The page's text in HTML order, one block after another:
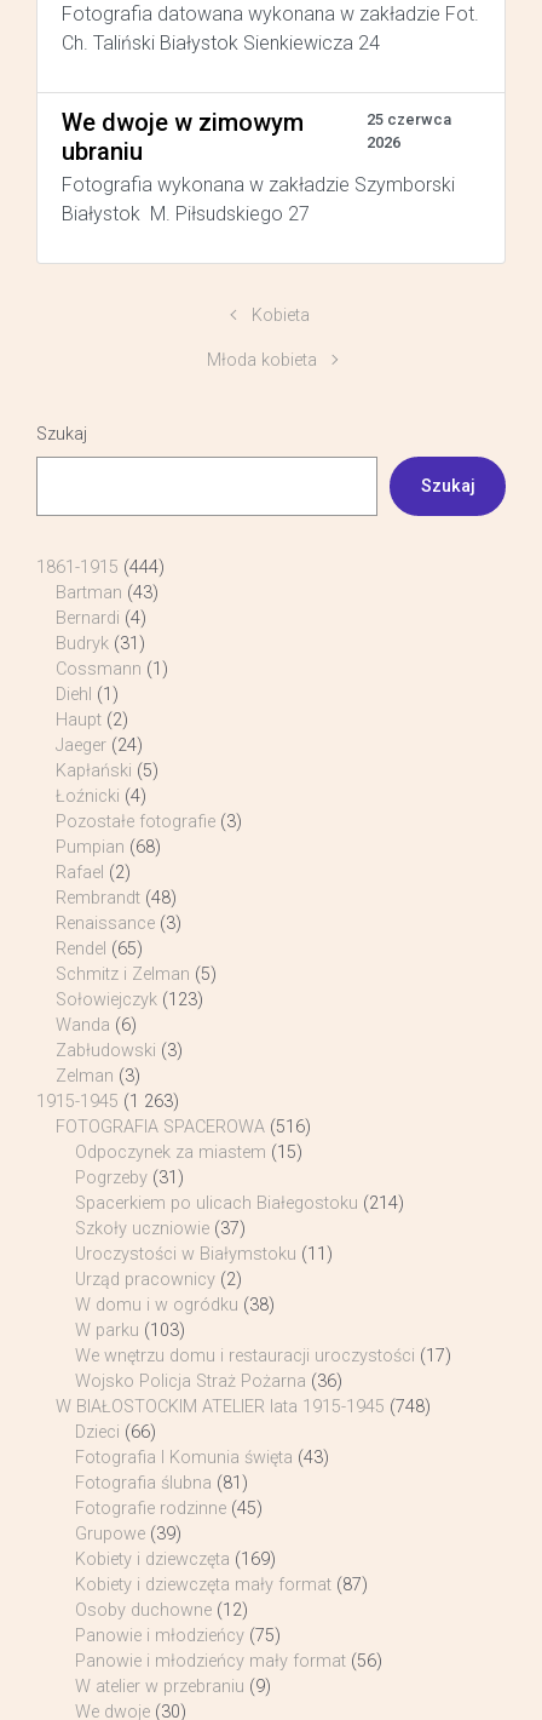
Fotografia datowana wykonana w zakładzie Fot.
Ch. Taliński Białystok Sienkiewicza 24
We dwoje w zimowym
ubraniu
25 czerwca
2026
Fotografia wykonana w zakładzie Szymborski
Białystok M. Piłsudskiego 27
Kobieta
Młoda kobieta
Szukaj
Szukaj
1861-1915 (444)
Bartman (43)
Bernardi (4)
Budryk (31)
Cossmann (1)
Diehl (1)
Haupt (2)
Jaeger (24)
Kapłański (5)
Łoźnicki (4)
Pozostałe fotografie (3)
Pumpian (68)
Rafael (2)
Rembrandt (48)
Renaissance (3)
Rendel (65)
Schmitz i Zelman (5)
Sołowiejczyk (123)
Wanda (6)
Zabłudowski (3)
Zelman (3)
1915-1945 (1 263)
FOTOGRAFIA SPACEROWA (516)
Odpoczynek za miastem (15)
Pogrzeby (31)
Spacerkiem po ulicach Białegostoku (214)
Szkoły uczniowie (37)
Uroczystości w Białymstoku (11)
Urząd pracownicy (2)
W domu i w ogródku (38)
W parku (103)
We wnętrzu domu i restauracji uroczystości (17)
Wojsko Policja Straż Pożarna (36)
W BIAŁOSTOCKIM ATELIER lata 1915-1945 (748)
Dzieci (66)
Fotografia I Komunia święta (43)
Fotografia ślubna (81)
Fotografie rodzinne (45)
Grupowe (39)
Kobiety i dziewczęta (169)
Kobiety i dziewczęta mały format (87)
Osoby duchowne (12)
Panowie i młodzieńcy (75)
Panowie i młodzieńcy mały format (56)
W atelier w przebraniu (9)
We dwoje (30)